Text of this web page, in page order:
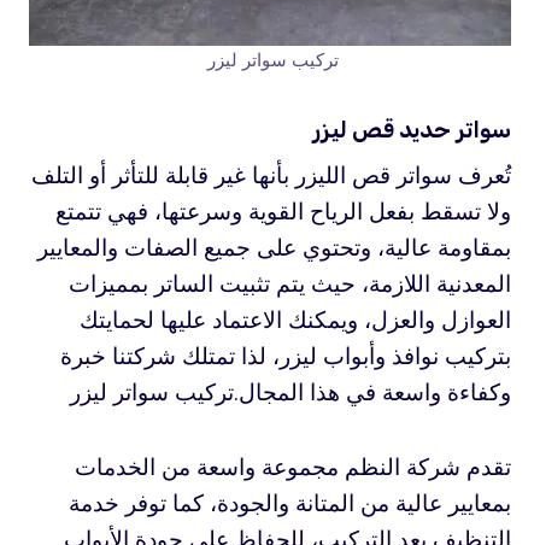
تركيب سواتر ليزر
سواتر حديد قص ليزر
تُعرف سواتر قص الليزر بأنها غير قابلة للتأثر أو التلف
ولا تسقط بفعل الرياح القوية وسرعتها، فهي تتمتع
بمقاومة عالية، وتحتوي على جميع الصفات والمعايير
المعدنية اللازمة، حيث يتم تثبيت الساتر بمميزات
العوازل والعزل، ويمكنك الاعتماد عليها لحمايتك
بتركيب نوافذ وأبواب ليزر، لذا تمتلك شركتنا خبرة
وكفاءة واسعة في هذا المجال.تركيب سواتر ليزر
تقدم شركة النظم مجموعة واسعة من الخدمات
بمعايير عالية من المتانة والجودة، كما توفر خدمة